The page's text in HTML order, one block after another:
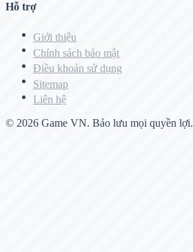
Hỗ trợ
Giới thiệu
Chính sách bảo mật
Điều khoản sử dụng
Sitemap
Liên hệ
© 2026 Game VN. Bảo lưu mọi quyền lợi.